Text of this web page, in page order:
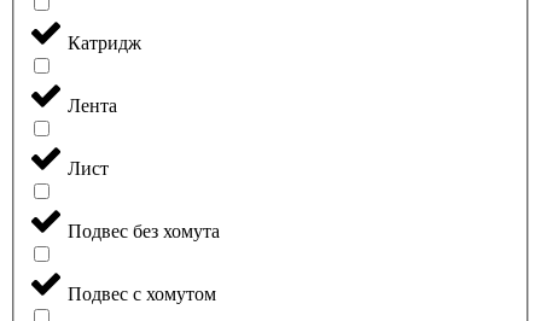
Катридж
Лента
Лист
Подвес без хомута
Подвес с хомутом